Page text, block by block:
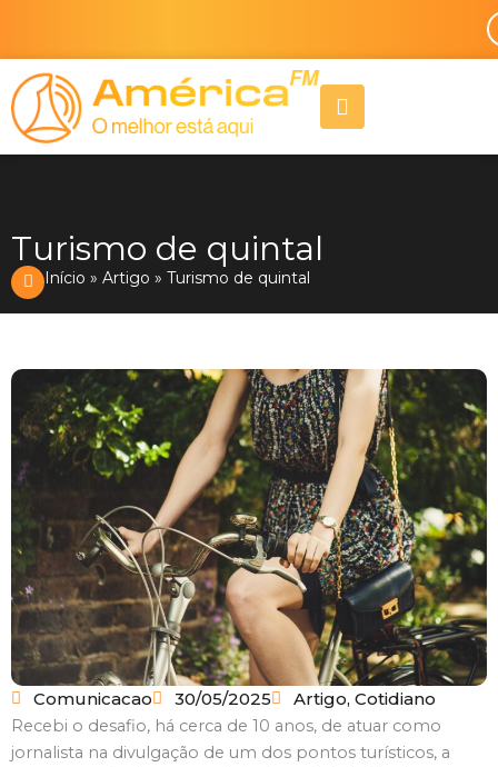
o
conteúdo
A
l
g
t
Turismo de quintal
Início » Artigo » Turismo de quintal
Comunicacao 30/05/2025 Artigo, Cotidiano
Recebi o desafio, há cerca de 10 anos, de atuar como
jornalista na divulgação de um dos pontos turísticos, a